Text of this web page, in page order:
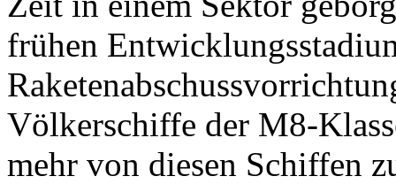
frühen
Völkerschiffe der M8-
mehr von diesen Schiffen